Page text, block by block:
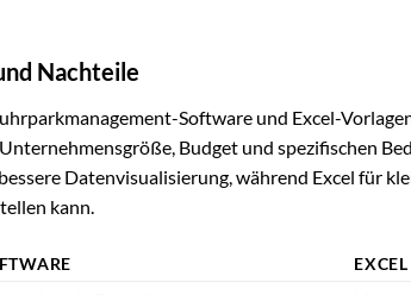
Nachteile
Software und Excel-
Budget und spezifischen
Datenvisualisierung, während Excel für
kann.
EXCEL